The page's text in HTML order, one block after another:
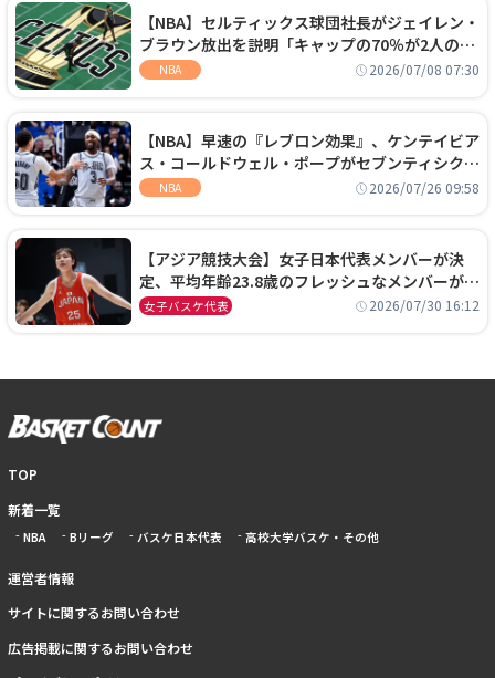
【NBA】セルティックス球団社長がジェイレン・
ブラウン放出を説明「キャップの70％が2人の選
手に集中するチームでは勝てない」
NBA 2026/07/08 07:30
【NBA】早速の『レブロン効果』、ケンテイビア
ス・コールドウェル・ポープがセブンティシクサ
ーズに1年契約で加入
NBA 2026/07/26 09:58
【アジア競技大会】女子日本代表メンバーが決
定、平均年齢23.8歳のフレッシュなメンバーが日
本開催の大舞台で頂点を狙う
女子バスケ代表 2026/07/30 16:12
TOP
新着一覧
NBA Bリーグ バスケ日本代表 高校大学バスケ・その他
運営者情報
サイトに関するお問い合わせ
広告掲載に関するお問い合わせ